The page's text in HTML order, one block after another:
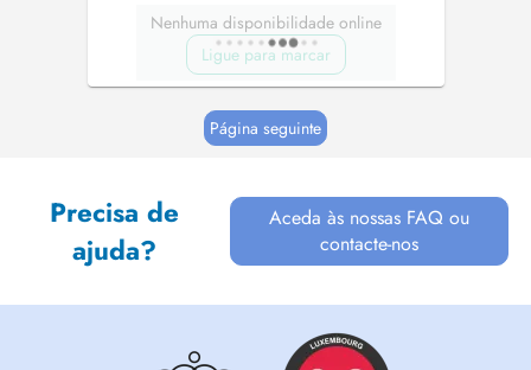
Nenhuma disponibilidade online
Ligue para marcar
Página seguinte
Precisa de
ajuda?
Aceda às nossas FAQ ou
contacte-nos